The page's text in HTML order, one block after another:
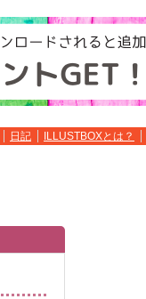
日記 ILLUSTBOXとは？